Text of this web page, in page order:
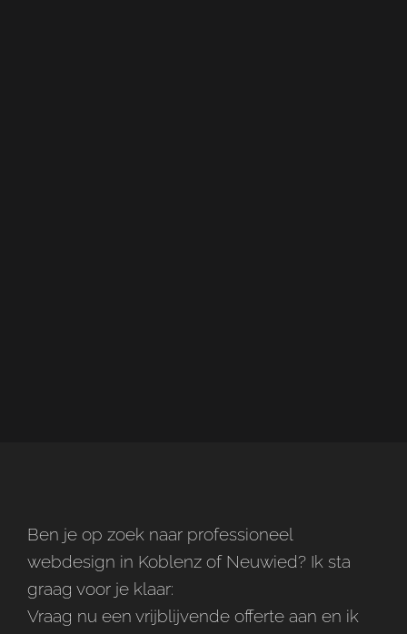
Ben je op zoek naar professioneel
webdesign in Koblenz of Neuwied? Ik sta
graag voor je klaar:
Vraag nu een vrijblijvende offerte aan en ik